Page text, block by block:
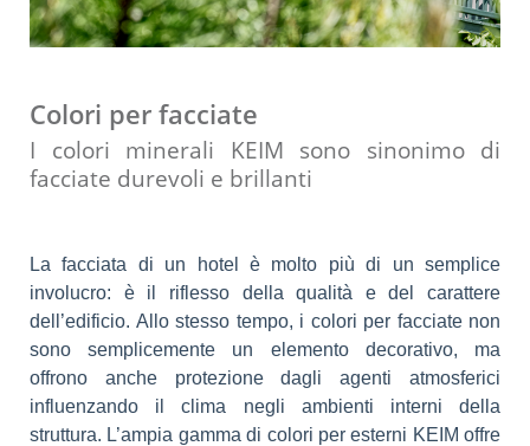
Colori per facciate
I colori minerali KEIM sono sinonimo di
facciate durevoli e brillanti
La facciata di un hotel è molto più di un semplice
involucro: è il riflesso della qualità e del carattere
dell’edificio. Allo stesso tempo, i colori per facciate non
sono semplicemente un elemento decorativo, ma
offrono anche protezione dagli agenti atmosferici
influenzando il clima negli ambienti interni della
struttura. L’ampia gamma di colori per esterni KEIM offre